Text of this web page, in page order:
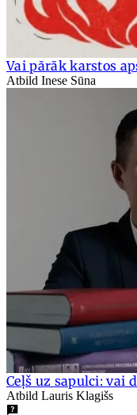
Vai pārāk karstos
Atbild Inese Sūna
Ceļš uz sapulci: vai
Atbild Lauris Klagišs